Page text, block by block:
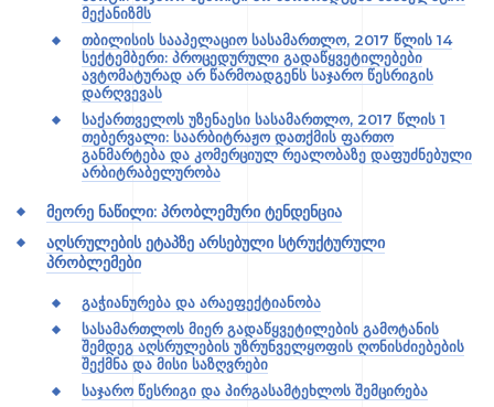
მექანიზმს
თბილისის სააპელაციო სასამართლო, 2017 წლის 14
სექტემბერი: პროცედურული გადაწყვეტილებები
ავტომატურად არ წარმოადგენს საჯარო წესრიგის
დარღვევას
საქართველოს უზენაესი სასამართლო, 2017 წლის 1
თებერვალი: საარბიტრაჟო დათქმის ფართო
განმარტება და კომერციულ რეალობაზე დაფუძნებული
არბიტრაბელურობა
მეორე ნაწილი: პრობლემური ტენდენცია
აღსრულების ეტაპზე არსებული სტრუქტურული
პრობლემები
გაჭიანურება და არაეფექტიანობა
სასამართლოს მიერ გადაწყვეტილების გამოტანის
შემდეგ აღსრულების უზრუნველყოფის ღონისძიებების
შექმნა და მისი საზღვრები
საჯარო წესრიგი და პირგასამტეხლოს შემცირება